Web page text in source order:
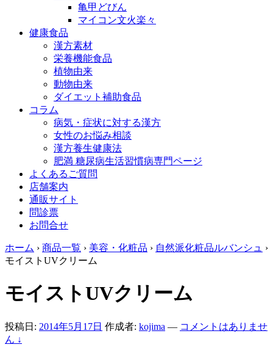
亀甲どびん
マイコン文火楽々
健康食品
漢方素材
栄養機能食品
植物由来
動物由来
ダイエット補助食品
コラム
病気・症状に対する漢方
女性のお悩み相談
漢方養生健康法
肥満 糖尿病生活習慣病専門ページ
よくあるご質問
店舗案内
通販サイト
問診票
お問合せ
ホーム › 商品一覧 › 美容・化粧品 › 自然派化粧品ルバンシュ ›
モイストUVクリーム
モイストUVクリーム
投稿日: 2014年5月17日 作成者: kojima — コメントはありませ
ん ↓